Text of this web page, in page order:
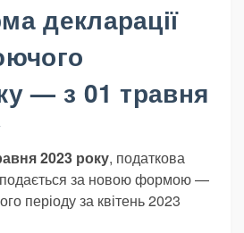
декларації
— з 01 травня
2023 року, податкова
за новою формою —
періоду за квітень 2023